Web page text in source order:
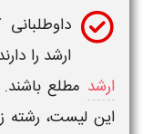
ارشد را
ارشد مطلع
این لیست، رشته